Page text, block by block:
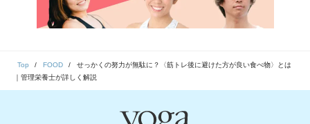
Top FOOD
せっかくの努力が無駄に？〈筋トレ後に避けた方が良い食べ物〉とは
｜管理栄養士が詳しく解説